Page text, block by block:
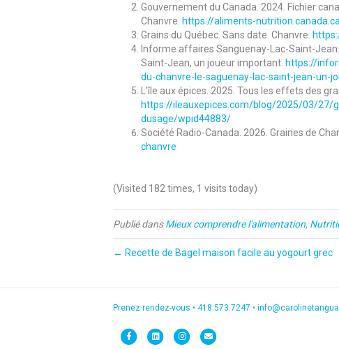
Gouvernement du Canada. 2024. Fichier
Chanvre. https://aliments-
Grains du Québec. Sans date. Chanvre.
Informe affaires Sanguenay-Lac-Saint-
Saint-Jean, un joueur important. https://
du-chanvre-le-saguenay-lac-saint-jean-un-
L’île aux épices. 2025. Tous les effets des
https://ileauxepices.com/blog/2025/03/27/
dusage/wpid44883/
Société Radio-Canada. 2026. Graines de
chanvre
(Visited 182 times, 1 visits today)
Publié dansMieux comprendre l'alimentation,
← Recette de Bagel maison facile au yogourt grec
Prenez rendez-vous • 418.573.7247 •
F
L
E